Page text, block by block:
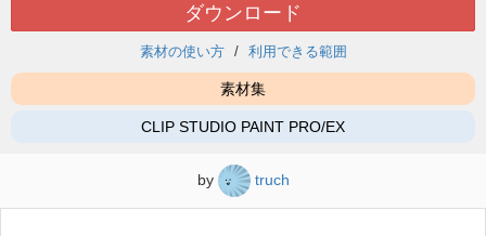
ダウンロード
素材の使い方 利用できる範囲
素材集
CLIP STUDIO PAINT PRO/EX
by truch